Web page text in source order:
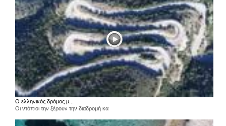
Ο ελληνικός δρόμος μ...
Οι ντόπιοι την ξέρουν την διαδρομή κα